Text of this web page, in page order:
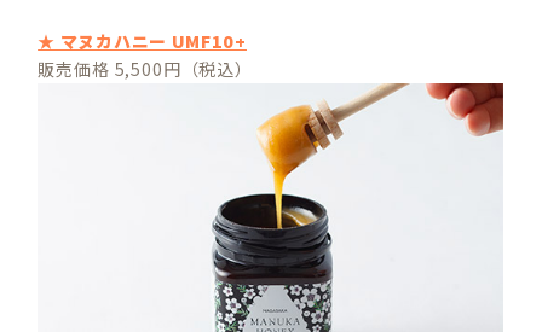
★ マヌカハニー UMF10+
販売価格 5,500円（税込）